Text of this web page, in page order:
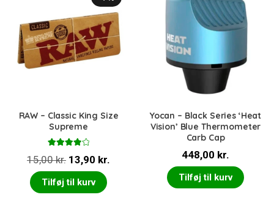
RAW – Classic King Size
Supreme
4.00 ud
15,00kr. Den
oprindelige
pris
13,90 kr.
Tilføj til kurv
Yocan – Black Series ‘Heat
Vision’ Blue Thermometer
Carb Cap
448,00 kr.
Tilføj til kurv